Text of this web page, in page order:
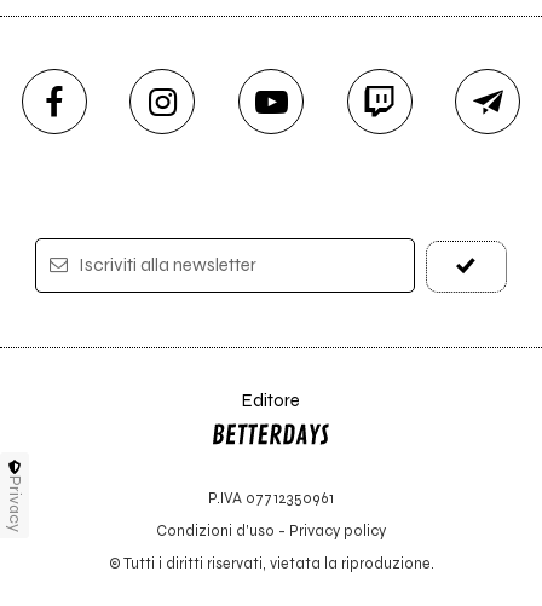
Iscriviti alla newsletter
Editore
P.IVA 07712350961
Condizioni d'uso - Privacy policy
© Tutti i diritti riservati, vietata la riproduzione.
Privacy